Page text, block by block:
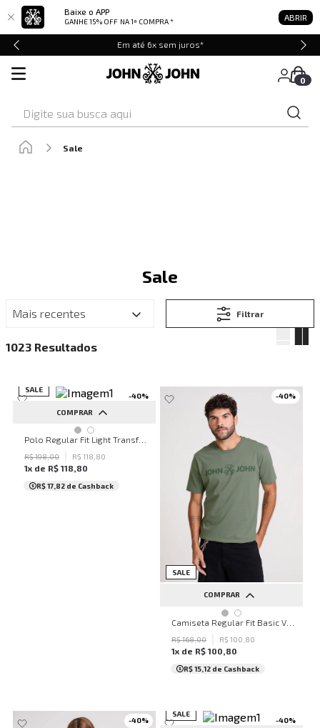
Baixe o APP
GANHE 15% OFF NA 1ª COMPRA * ABRIR
Em até 6x sem juros*
0
Sale
Sale
Mais recentes Filtrar
1023
SALE
-40%
COMPRAR
PP P M G GG Polo Regular Fit Light Transfer Verde Claro John John Masculina
R$198,00 R$ 118 80
1x de R$ 118,80
R$ 17,82 de Cashback
SALE
-40%
COMPRAR
PP P M G GG
R$168,00 R$ 100 80
1x de R$ 100 80
R$ 15,12 de Cashback
-40%
SALE
-40%